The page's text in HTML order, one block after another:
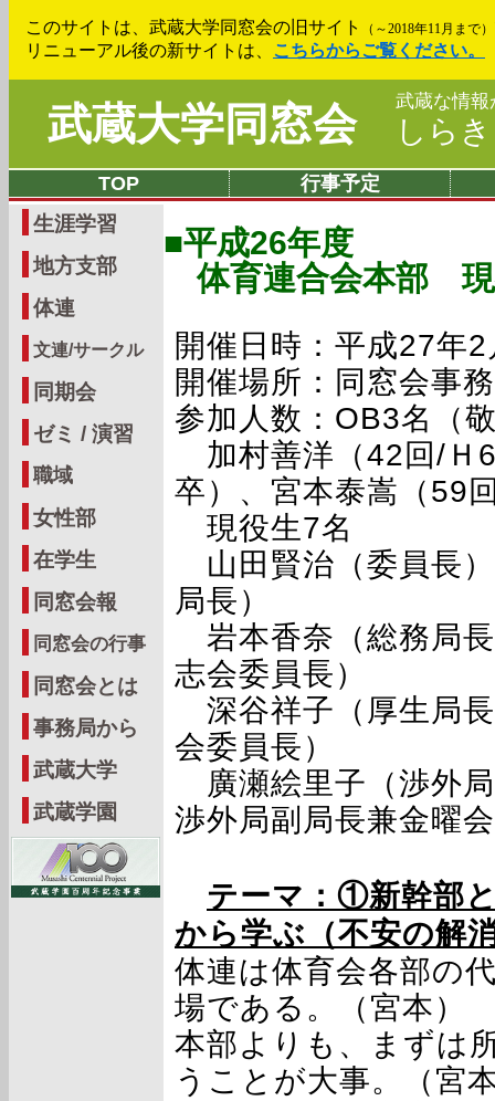
このサイトは、武蔵大学同窓会の旧サイト （～2018年11月まで）
リニューアル後の新サイトは、
こちらからご覧ください。
武蔵大学同窓会 武蔵な情報
しら
TOP 行事予定
生涯学習
地方支部
体連
文連/サークル
同期会
ゼミ / 演習
職域
女性部
在学生
同窓会報
同窓会の行事
同窓会とは
事務局から
武蔵大学
武蔵学園
■平成26年度
体育連合会本部
開催日時：平成27年
開催場所：同窓会事
参加人数：OB3名（
加村善洋（42回/Ｈ
卒）、宮本泰嵩（59
現役生7名
山田賢治（委員長
局長）
岩本香奈（総務局
志会委員長）
深谷祥子（厚生局
会委員長）
廣瀬絵里子（渉外
渉外局副局長兼金曜
テーマ：①新幹部
から学ぶ（不安の解
体連は体育会各部の
場である。（宮本）
本部よりも、まずは
うことが大事。（宮